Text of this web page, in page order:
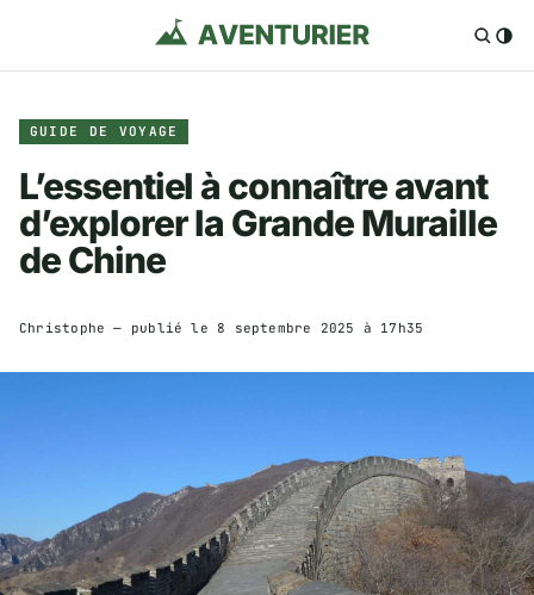
GUIDE DE VOYAGE
L’essentiel à connaître avant
d’explorer la Grande Muraille
de Chine
Christophe — publié le 8 septembre 2025 à 17h35